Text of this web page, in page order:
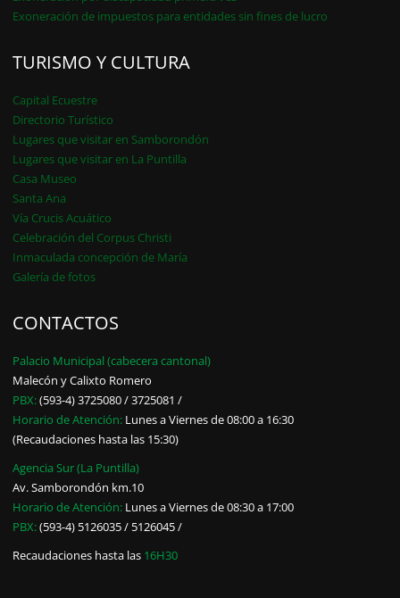
Exoneración de impuestos para entidades sin fines de lucro
TURISMO Y CULTURA
Capital Ecuestre
Directorio Turístico
Lugares que visitar en Samborondón
Lugares que visitar en La Puntilla
Casa Museo
Santa Ana
Vía Crucis Acuático
Celebración del Corpus Christi
Inmaculada concepción de María
Galería de fotos
CONTACTOS
Palacio Municipal (cabecera cantonal)
Malecón y Calixto Romero
PBX:(593-4) 3725080 / 3725081 /
Horario de Atención: Lunes a Viernes de 08:00 a 16:30
(Recaudaciones hasta las 15:30)
Agencia Sur (La Puntilla)
Av. Samborondón km.10
Horario de Atención: Lunes a Viernes de 08:30 a 17:00
PBX:(593-4) 5126035 / 5126045 /
Recaudaciones hasta las 16H30